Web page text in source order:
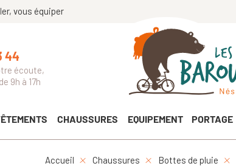
vous équiper
44
écoute,
9h à 17h
CHAUSSURES EQUIPEMENT PORTAGE
Accueil Chaussures Bottes de pluie